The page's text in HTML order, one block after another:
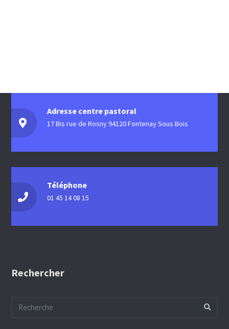
Adresse centre pastoral
17 Bis rue de Rosny 94120 Fontenay Sous Bois
Téléphone
01 45 14 08 15
Rechercher